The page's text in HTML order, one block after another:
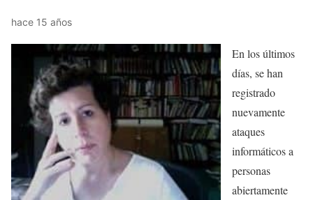
hace 15 años
En los últimos
días, se han
registrado
nuevamente
ataques
informáticos a
personas
abiertamente